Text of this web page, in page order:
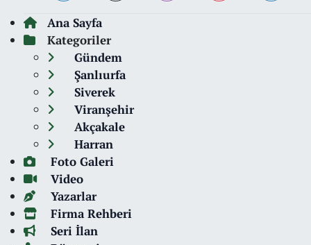
Ana Sayfa
Kategoriler
Gündem
Şanlıurfa
Siverek
Viranşehir
Akçakale
Harran
Foto Galeri
Video
Yazarlar
Firma Rehberi
Seri İlan